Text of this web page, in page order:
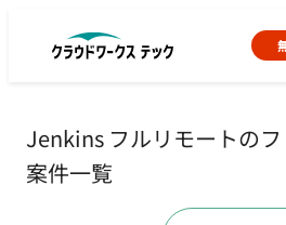
Jenkins フルリモートのフ
案件一覧